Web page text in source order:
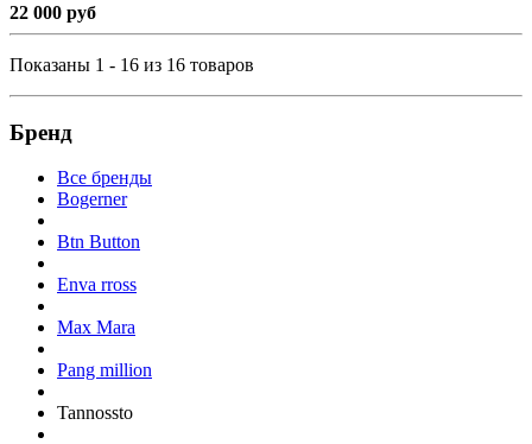
22 000 руб
Показаны 1 - 16 из 16 товаров
Бренд
Все бренды
Bogerner
Btn Button
Enva rross
Max Mara
Pang million
Tannossto